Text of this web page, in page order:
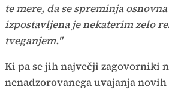
te mere, da se spreminja
izpostavljena je nekaterim zelo
tveganjem."
Ki pa se jih največji zagovorniki
nenadzorovanega uvajanja